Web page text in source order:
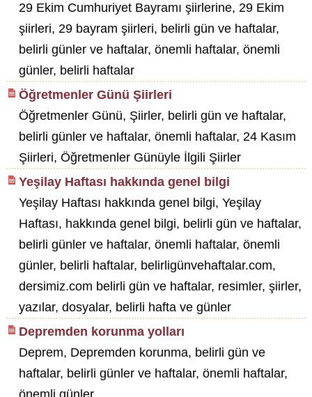
29 Ekim Cumhuriyet Bayramı şiirlerine, 29 Ekim
şiirleri, 29 bayram şiirleri, belirli gün ve haftalar,
belirli günler ve haftalar, önemli haftalar, önemli
günler, belirli haftalar
Öğretmenler Günü Şiirleri
Öğretmenler Günü, Şiirler, belirli gün ve haftalar,
belirli günler ve haftalar, önemli haftalar, 24 Kasım
Şiirleri, Öğretmenler Günüyle İlgili Şiirler
Yeşilay Haftası hakkında genel bilgi
Yeşilay Haftası hakkında genel bilgi, Yeşilay
Haftası, hakkında genel bilgi, belirli gün ve haftalar,
belirli günler ve haftalar, önemli haftalar, önemli
günler, belirli haftalar, belirligünvehaftalar.com,
dersimiz.com belirli gün ve haftalar, resimler, şiirler,
yazılar, dosyalar, belirli hafta ve günler
Depremden korunma yolları
Deprem, Depremden korunma, belirli gün ve
haftalar, belirli günler ve haftalar, önemli haftalar,
önemli günler